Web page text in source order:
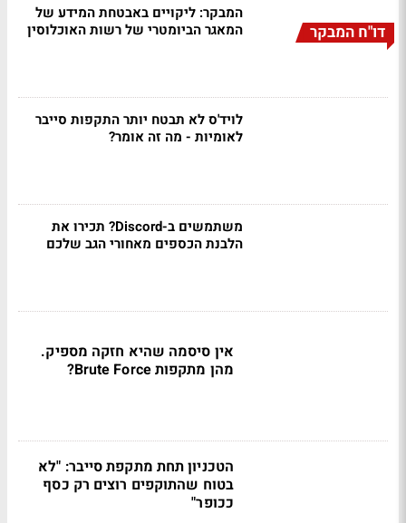
דו"ח המבקר
המבקר: ליקויים באבטחת המידע של
המאגר הביומטרי של רשות האוכלוסין
לויד'ס לא תבטח יותר התקפות סייבר
לאומיות - מה זה אומר?
משתמשים ב-Discord? תכירו את
הלבנת הכספים מאחורי הגב שלכם
אין סיסמה שהיא חזקה מספיק.
מהן מתקפות Brute Force?
הטכניון תחת מתקפת סייבר: "לא
בטוח שהתוקפים רוצים רק כסף
ככופר"